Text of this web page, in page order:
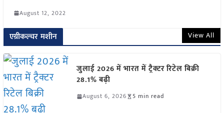
August 12, 2022
एग्रीकल्चर मशीन View All
जुलाई 2026 में भारत में ट्रैक्टर रिटेल बिक्री
28.1% बढ़ी
August 6, 2026 5 min read